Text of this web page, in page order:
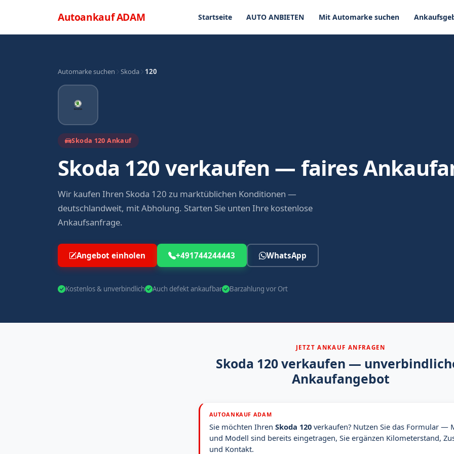
AutoankaufADAM Menü
Startseite AUTO ANBIETEN Mit Automarke suchen
Automarke suchen Skoda 120
Skoda 120 Ankauf
Skoda 120 verkaufen — faires
Wir kaufen Ihren Skoda 120 zu marktüblichen Konditionen —
deutschlandweit, mit Abholung. Starten Sie unten Ihre kostenlose
Ankaufsanfrage.
Angebot einholen +491744244443 WhatsApp
Kostenlos & unverbindlich Auch defekt ankaufbar Barzahlung vor Ort
JETZT ANKAUF ANFRAGEN
Skoda 120 verkaufen —
Ankaufangebot
AUTOANKAUF ADAM
Sie möchten Ihren Skoda 120verkaufen? Nutzen Sie das Formular —
und Modell sind bereits eingetragen, Sie ergänzen Kilometerstand,
und Kontakt.